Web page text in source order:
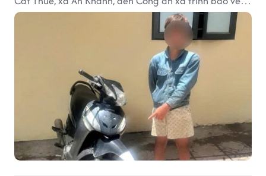
việc bị mất trộm chiếc xe máy Honda Wave. Trong cốp
xe còn có nhiều giấy tờ cá nhân và khoảng 1,2 triệu